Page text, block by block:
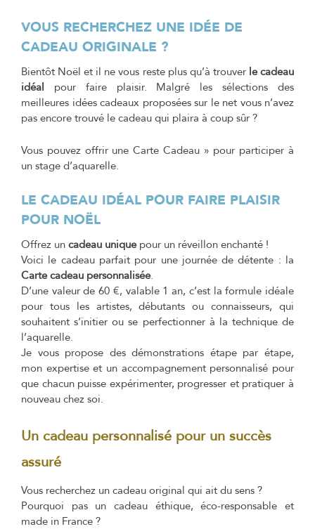
VOUS RECHERCHEZ UNE IDÉE DE
CADEAU ORIGINALE ?
Bientôt Noël et il ne vous reste plus qu’à trouver le cadeau
idéal pour faire plaisir. Malgré les sélections des
meilleures idées cadeaux proposées sur le net vous n’avez
pas encore trouvé le cadeau qui plaira à coup sûr ?
Vous pouvez offrir une Carte Cadeau » pour participer à
un stage d’aquarelle.
LE CADEAU IDÉAL POUR FAIRE PLAISIR
POUR NOËL
Offrez un cadeau uniquepour un réveillon enchanté !
Voici le cadeau parfait pour une journée de détente : la
Carte cadeau personnalisée.
D’une valeur de 60 €, valable 1 an, c’est la formule idéale
pour tous les artistes, débutants ou connaisseurs, qui
souhaitent s’initier ou se perfectionner à la technique de
l’aquarelle.
Je vous propose des démonstrations étape par étape,
mon expertise et un accompagnement personnalisé pour
que chacun puisse expérimenter, progresser et pratiquer à
nouveau chez soi.
Un cadeau personnalisé pour un succès
assuré
Vous recherchez un cadeau original qui ait du sens ?
Pourquoi pas un cadeau éthique, éco-responsable et
made in France ?